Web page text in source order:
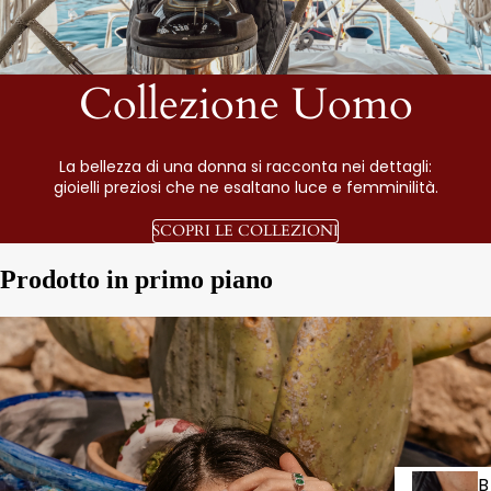
B
Collezione Uomo
La bellezza di una donna si racconta nei dettagli:
gioielli preziosi che ne esaltano luce e femminilità.
SCOPRI LE COLLEZIONI
Prodotto in primo piano